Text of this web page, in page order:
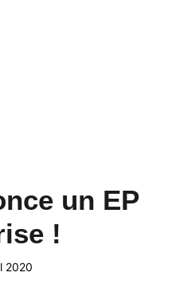
un EP
!
2020